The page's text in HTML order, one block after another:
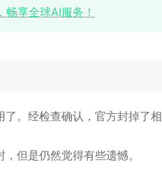
享全球AI服务！
。经检查确认，官方封掉了
但是仍然觉得有些遗憾。